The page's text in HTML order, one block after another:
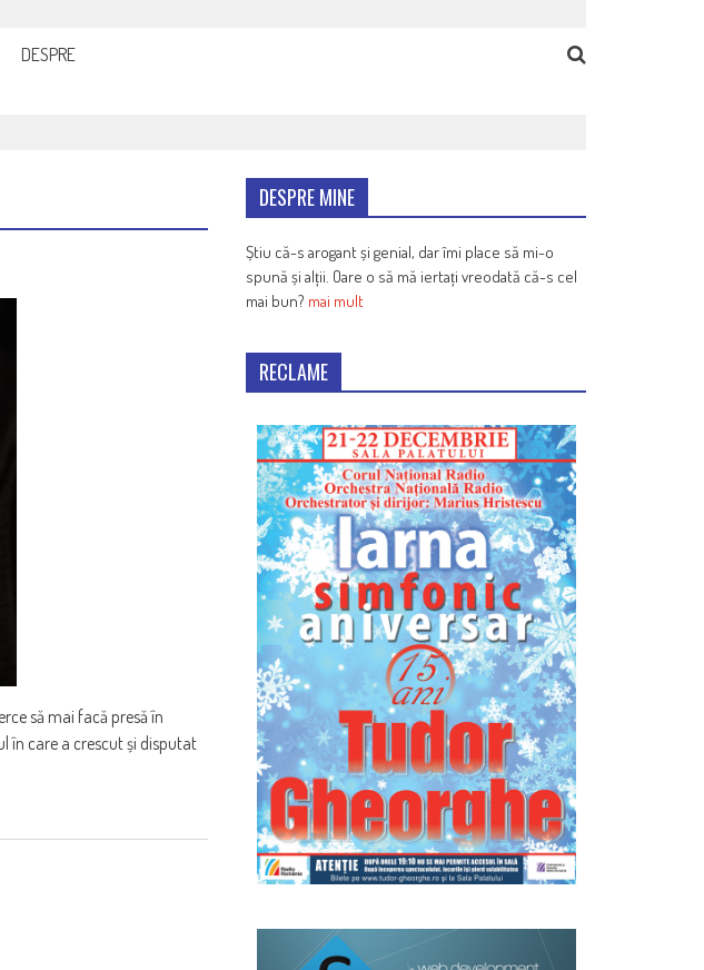
DESPRE
să mai facă presă în
în care a crescut și disputat
DESPRE MINE
Știu că-s arogant și genial, dar îmi place să mi-o
spună și alții. Oare o să mă iertați vreodată că-s cel
mai bun? mai mult
RECLAME